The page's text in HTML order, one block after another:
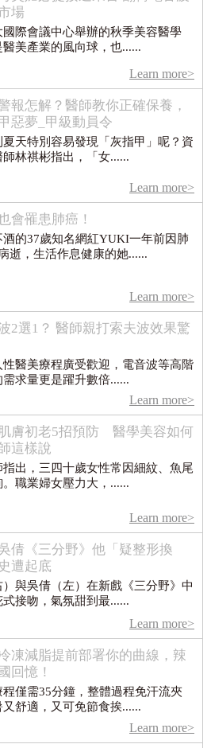
場
國際會議中心舉辦的秋季美容醫學
美產業的風向球，也......
Learn more>
報怎解？醫師教你正確保養，
惡夢_甲級動員令
天特別容易發現「灰指甲」呢？資
林祺彬指出，「女......
Learn more>
會罹患肺癌！
酒的37歲知名網紅YUKI一年前因肺
逝，生活作息健康的她......
Learn more>
2選1？ 醫師親打索夫波效果驚
醫美療程廣受歡迎，電音波等高階
求量更是躍升數倍......
Learn more>
膚初老5招預防 醫學美容如何
這樣說
出，三四十歲女性常因細紋、魚尾
職業婦女壓力大，......
Learn more>
倩《三分野》他「疑整形換
遭起底
與吳倩（左）在新戲《三分野》中
接吻，氣氛甜到最......
Learn more>
凍減脂提前部署你的曲線，辣
回憶！
僅需35分鐘，整體過程免汗流夾
舒適，又可免節食挨......
Learn more>